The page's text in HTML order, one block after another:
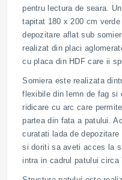
pentru lectura de seara.
tapitat 180 x 200 cm
depozitare aflat sub
realizat din placi
cu placa din HDF care ii
Somiera este realizata
flexibile din lemn de fag si
ridicare cu arc care
partea din fata a patului.
curatati lada de
si doriti sa aveti acces la
intra in cadrul patului circa